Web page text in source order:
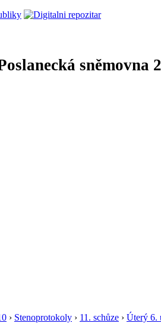
sněmovna
› Stenoprotokoly › 11. schůze › Úterý 6.